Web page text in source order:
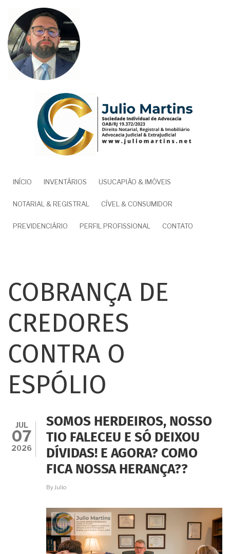
para
conteúdo
principal
NAVEGAÇÃO
PRINCIPAL
INÍCIO INVENTÁRIOS USUCAPIÃO & IMÓVEIS
NOTARIAL & REGISTRAL CÍVEL & CONSUMIDOR
PREVIDENCIÁRIO PERFIL PROFISSIONAL CONTATO
COBRANÇA DE
CREDORES
CONTRA O
ESPÓLIO
JUL
07
2026
SOMOS HERDEIROS, NOSSO
TIO FALECEU E SÓ DEIXOU
DÍVIDAS! E AGORA? COMO
FICA NOSSA HERANÇA??
By Julio